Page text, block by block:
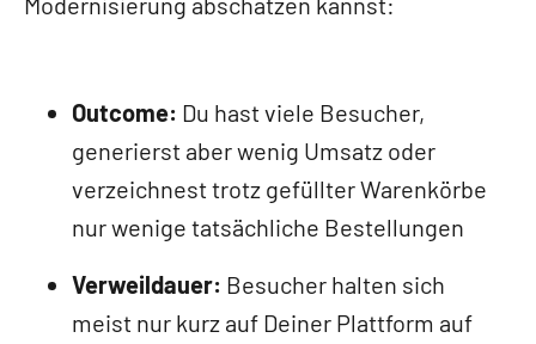
Outcome: Du hast viele Besucher,
generierst aber wenig Umsatz oder
verzeichnest trotz gefüllter Warenkörbe
nur wenige tatsächliche Bestellungen
Verweildauer: Besucher halten sich
meist nur kurz auf Deiner Plattform auf